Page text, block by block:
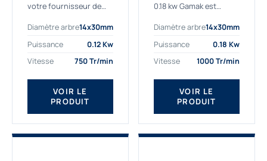
votre fournisseur de
kw. Dymatec Industries
vous propose le moteur
moteur de
qualité Gamak...
Diamètre arbre14x30mm
Puissance
0.12 Kw
Vitesse
750 Tr/min
VOIR LE
PRODUIT
0.18 kw Gamak est
aux applications
sévères. Nous
assemblons et
fournissons des
moteurs asynchrones
depuis de
nombreuses...
Diamètre arbre14x30mm
Puissance
0.18 Kw
Vitesse
1000 Tr/min
VOIR LE
PRODUIT